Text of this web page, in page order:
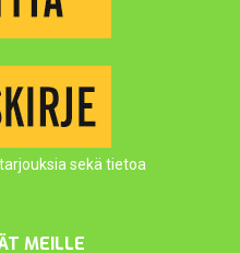
sekä tietoa
MEILLE